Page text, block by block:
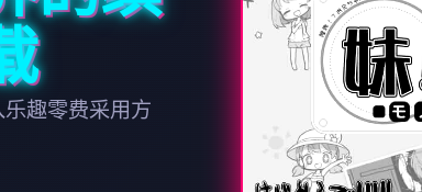
趣零费采用方